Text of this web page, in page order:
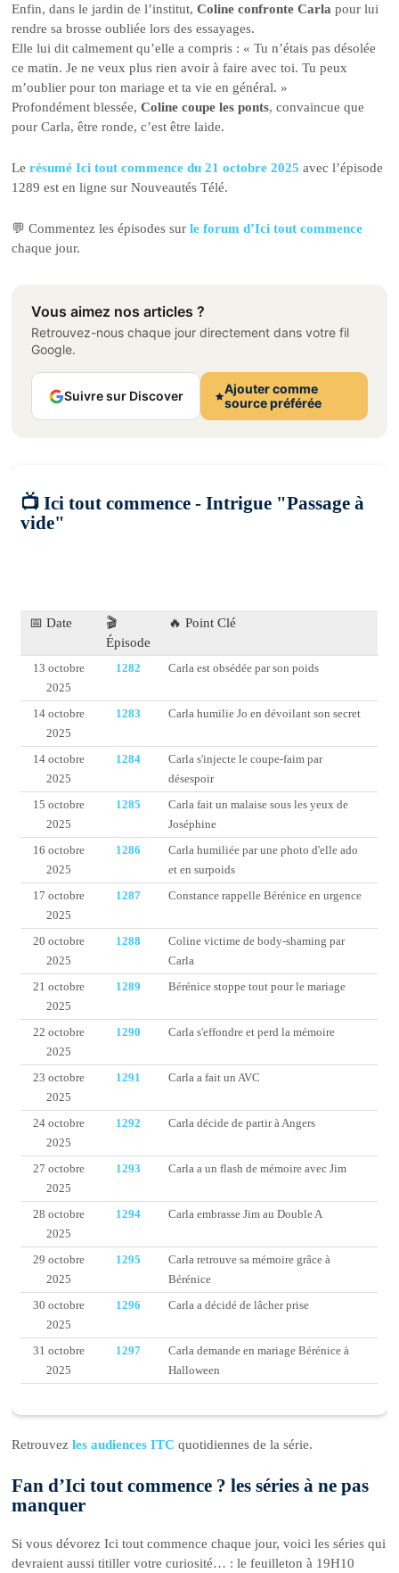
Enfin, dans le jardin de l’institut,Coline confronte Carla pour lui
rendre sa brosse oubliée lors des essayages.
Elle lui dit calmement qu’elle a compris : « Tu n’étais pas désolée
ce matin. Je ne veux plus rien avoir à faire avec toi. Tu peux
m’oublier pour ton mariage et ta vie en général. »
Profondément blessée,Coline coupe les ponts, convaincue que
pour Carla, être ronde, c’est être laide.
Lerésumé Ici tout commence du 21 octobre 2025 avec l’épisode
1289 est en ligne sur Nouveautés Télé.
💬 Commentez les épisodes surle forum d’Ici tout commence
chaque jour.
Vous aimez nos articles ?
Retrouvez-nous chaque jour directement dans votre fil
Google.
Suivre sur Discover
Ajouter comme
source préférée
📺 Ici tout commence - Intrigue "Passage à
vide"
📅 Date
🎬
Épisode
🔥 Point Clé
13 octobre
2025
1282 Carla est obsédée par son poids
14 octobre
2025
1283 Carla humilie Jo en dévoilant son secret
14 octobre
2025
1284
Carla s'injecte le coupe-faim par
désespoir
15 octobre
2025
1285
Carla fait un malaise sous les yeux de
Joséphine
16 octobre
2025
1286
Carla humiliée par une photo d'elle ado
et en surpoids
17 octobre
2025
1287 Constance rappelle Bérénice en urgence
20 octobre
2025
1288
Coline victime de body-shaming par
Carla
21 octobre
2025
1289 Bérénice stoppe tout pour le mariage
22 octobre
2025
1290 Carla s'effondre et perd la mémoire
23 octobre
2025
1291 Carla a fait un AVC
24 octobre
2025
1292 Carla décide de partir à Angers
27 octobre
2025
1293 Carla a un flash de mémoire avec Jim
28 octobre
2025
1294 Carla embrasse Jim au Double A
29 octobre
2025
1295
Carla retrouve sa mémoire grâce à
Bérénice
30 octobre
2025
1296 Carla a décidé de lâcher prise
31 octobre
2025
1297
Carla demande en mariage Bérénice à
Halloween
Retrouvezles audiences ITC quotidiennes de la série.
Fan d’Ici tout commence ? les séries à ne pas
manquer
Si vous dévorez Ici tout commence chaque jour, voici les séries qui
devraient aussi titiller votre curiosité… : le feuilleton à 19H10